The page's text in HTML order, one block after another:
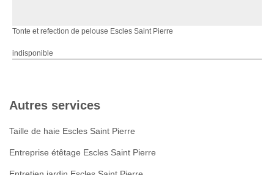
Tonte et refection de pelouse Escles Saint Pierre
indisponible
Autres services
Taille de haie Escles Saint Pierre
Entreprise étêtage Escles Saint Pierre